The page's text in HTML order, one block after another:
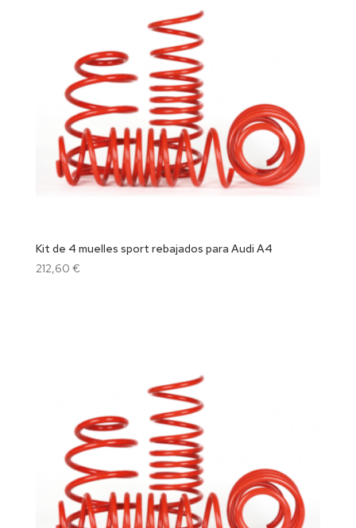
Kit de 4 muelles sport rebajados para Audi A4
212,60 €